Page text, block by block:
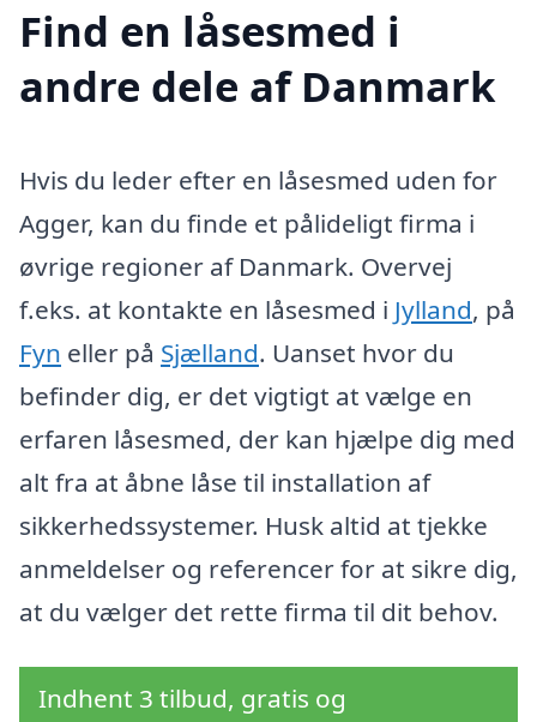
Find en låsesmed i
andre dele af Danmark
Hvis du leder efter en låsesmed uden for
Agger, kan du finde et pålideligt firma i
øvrige regioner af Danmark. Overvej
f.eks. at kontakte en låsesmed i Jylland, på
Fyn eller på Sjælland. Uanset hvor du
befinder dig, er det vigtigt at vælge en
erfaren låsesmed, der kan hjælpe dig med
alt fra at åbne låse til installation af
sikkerhedssystemer. Husk altid at tjekke
anmeldelser og referencer for at sikre dig,
at du vælger det rette firma til dit behov.
Indhent 3 tilbud, gratis og